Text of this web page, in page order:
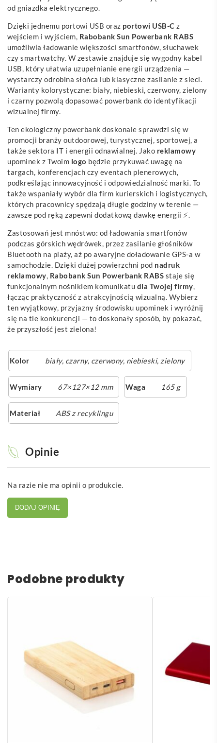
od gniazdka elektrycznego.
Dzięki jednemu portowi USB oraz portowi USB-C z
wejściem i wyjściem, Rabobank Sun Powerbank RABS
umożliwia ładowanie większości smartfonów, słuchawek
czy smartwatchy. W zestawie znajduje się wygodny kabel
USB, który ułatwia uzupełnianie energii urządzenia —
wystarczy odrobina słońca lub klasyczne zasilanie z sieci.
Warianty kolorystyczne: biały, niebieski, czerwony, zielony
i czarny pozwolą dopasować powerbank do identyfikacji
wizualnej firmy.
Ten ekologiczny powerbank doskonale sprawdzi się w
promocji branży outdoorowej, turystycznej, sportowej, a
także sektora IT i energii odnawialnej. Jako reklamowy
upominek z Twoim logo będzie przykuwać uwagę na
targach, konferencjach czy eventach plenerowych,
podkreślając innowacyjność i odpowiedzialność marki. To
także wspaniały wybór dla firm kurierskich i logistycznych,
których pracownicy spędzają długie godziny w terenie —
zawsze pod ręką zapewni dodatkową dawkę energii ⚡.
Zastosowań jest mnóstwo: od ładowania smartfonów
podczas górskich wędrówek, przez zasilanie głośników
Bluetooth na plaży, aż po awaryjne doładowanie GPS-a w
samochodzie. Dzięki dużej powierzchni pod nadruk
reklamowy, Rabobank Sun Powerbank RABS staje się
funkcjonalnym nośnikiem komunikatu dla Twojej firmy,
łącząc praktyczność z atrakcyjnością wizualną. Wybierz
ten wyjątkowy, przyjazny środowisku upominek i wyróżnij
się na tle konkurencji — to doskonały sposób, by pokazać,
że przyszłość jest zielona!
Kolor biały, czarny, czerwony, niebieski, zielony
Wymiary 67×127×12 mm Waga 165 g
Materiał ABS z recyklingu
Opinie
Na razie nie ma opinii o produkcie.
DODAJ OPINIĘ
Podobne produkty